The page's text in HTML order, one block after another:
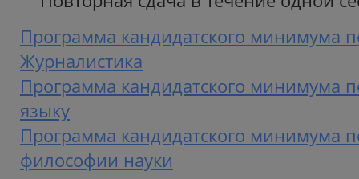
Программа кандидатского минимума
Журналистика
Программа кандидатского минимума
языку
Программа кандидатского минимума
философии науки